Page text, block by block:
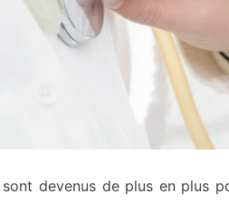
devenus de plus en plus